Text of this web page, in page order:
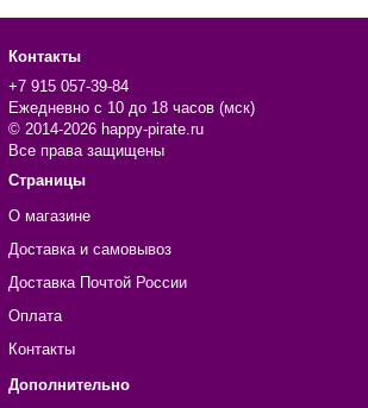
Контакты
+7 915 057-39-84
Ежедневно с 10 до 18 часов (мск)
© 2014-2026 happy-pirate.ru
Все права защищены
Страницы
О магазине
Доставка и самовывоз
Доставка Почтой России
Оплата
Контакты
Дополнительно